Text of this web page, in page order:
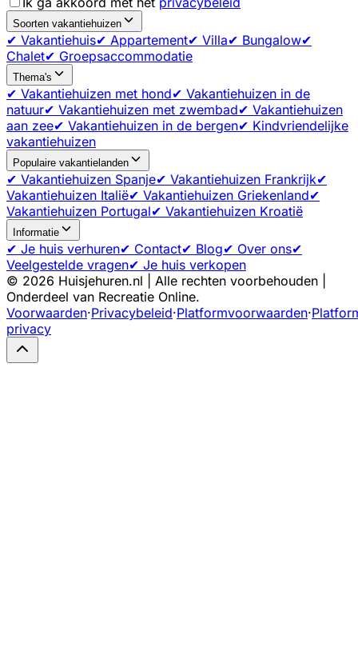
Soorten vakantiehuizen
✔ Vakantiehuis✔ Appartement✔ Villa✔ Bungalow✔
Chalet✔ Groepsaccommodatie
Thema's
✔ Vakantiehuizen met hond✔ Vakantiehuizen in de
natuur✔ Vakantiehuizen met zwembad✔ Vakantiehuizen
aan zee✔ Vakantiehuizen in de bergen✔ Kindvriendelijke
vakantiehuizen
Populaire vakantielanden
✔ Vakantiehuizen Spanje✔ Vakantiehuizen Frankrijk✔
Vakantiehuizen Italië✔ Vakantiehuizen Griekenland✔
Vakantiehuizen Portugal✔ Vakantiehuizen Kroatië
Informatie
✔ Je huis verhuren✔ Contact✔ Blog✔ Over ons✔
Veelgestelde vragen✔ Je huis verkopen
© 2026 Huisjehuren.nl | Alle rechten voorbehouden |
Onderdeel van Recreatie Online.
Voorwaarden·Privacybeleid·Platformvoorwaarden·
privacy